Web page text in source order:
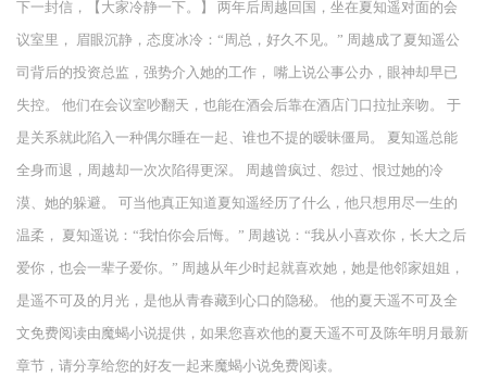
下一封信，【大家冷静一下。】 两年后周越回国，坐在夏知遥对面的会
议室里， 眉眼沉静，态度冰冷：“周总，好久不见。” 周越成了夏知遥公
司背后的投资总监，强势介入她的工作， 嘴上说公事公办，眼神却早已
失控。 他们在会议室吵翻天，也能在酒会后靠在酒店门口拉扯亲吻。 于
是关系就此陷入一种偶尔睡在一起、谁也不提的暧昧僵局。 夏知遥总能
全身而退，周越却一次次陷得更深。 周越曾疯过、怨过、恨过她的冷
漠、她的躲避。 可当他真正知道夏知遥经历了什么，他只想用尽一生的
温柔， 夏知遥说：“我怕你会后悔。” 周越说：“我从小喜欢你，长大之后
爱你，也会一辈子爱你。” 周越从年少时起就喜欢她，她是他邻家姐姐，
是遥不可及的月光，是他从青春藏到心口的隐秘。 他的夏天遥不可及全
文免费阅读由魔蝎小说提供，如果您喜欢他的夏天遥不可及陈年明月最新
章节，请分享给您的好友一起来魔蝎小说免费阅读。